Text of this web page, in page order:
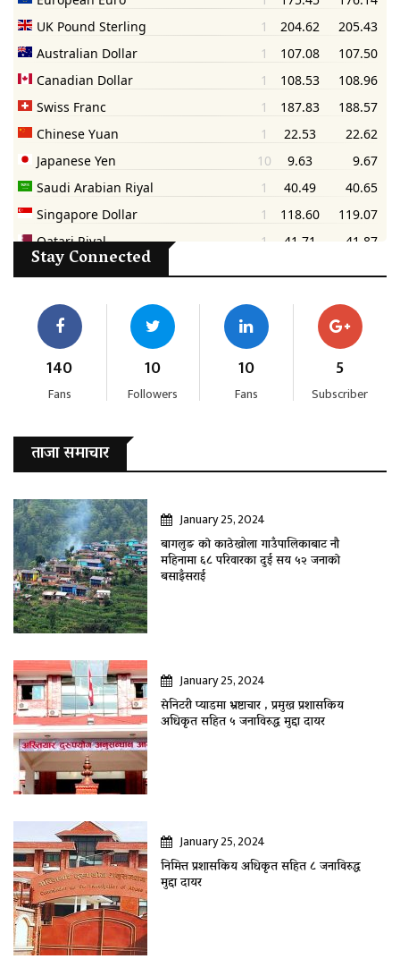
Stay Connected
140
Fans
10
Followers
10
Fans
5
Subscriber
ताजा समाचार
January 25, 2024
बागलुङ काे काठेखोला गाउँपालिकाबाट नौ
महिनामा ६८ परिवारका दुई सय ५२ जनाकाे
बसाइँसराई
January 25, 2024
सेनिटरी प्याडमा भ्रष्टाचार , प्रमुख प्रशासकिय
अधिकृत सहित ५ जनाविरुद्ध मुद्दा दायर
January 25, 2024
निमित्त प्रशासकिय अधिकृत सहित ८ जनाविरुद्ध
मुद्दा दायर